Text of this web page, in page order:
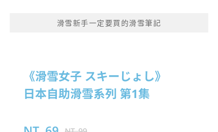
滑雪新手一定要買的滑雪筆記